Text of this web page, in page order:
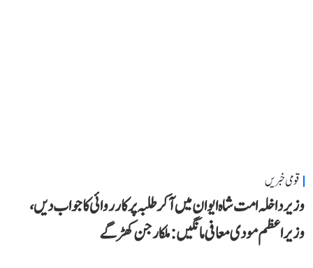
قومی خبریں
وزیر داخلہ امت شاہ ایوان میں آ کر طلبہ پر کارروائی کا جواب دیں،
وزیر اعظم مودی معافی مانگیں: ملکارجن کھڑگے